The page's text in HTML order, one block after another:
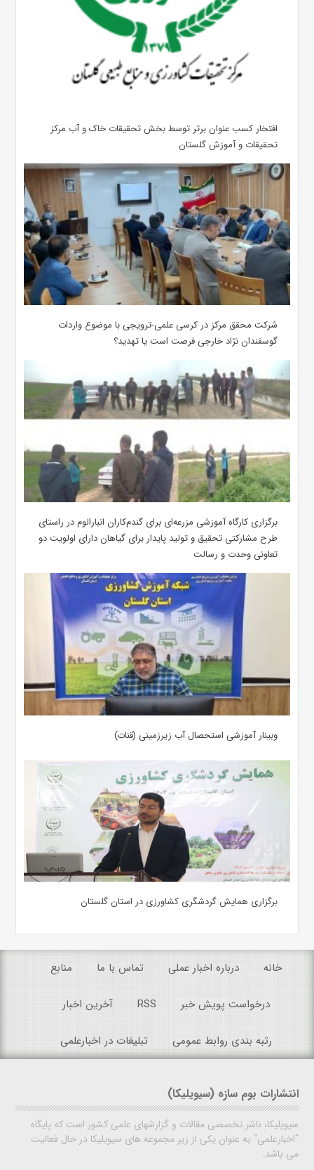
افتخار کسب عنوان برتر توسط بخش تحقیقات خاک و آب مرکز
تحقیقات و آموزش گلستان
شرکت محقق مرکز در کرسی علمی-ترویجی با موضوع واردات
گوسفندان نژاد خارجی فرصت است یا تهدید؟
برگزاری کارگاه آموزشی مزرعه‌ای برای گندم‌کاران انبارالوم در راستای
طرح مشارکتی تحقیق و تولید پایدار برای گیاهان دارای اولویت دو
تعاونی وحدت و رسالت
وبینار آموزشی استحصال آب زیرزمینی (قنات)
برگزاری همایش گردشگری کشاورزی در استان گلستان
خانه درباره اخبار عملی تماس با ما منابع
درخواست پویش خبر RSS آخرین اخبار
رتبه بندی روابط عمومی تبلیغات در اخبارعلمی
انتشارات بوم سازه (سیویلیکا)
سیویلیکا، ناشر تخصصی مقالات و گزارشهای علمی کشور است که پایگاه
"اخبارعلمی" به عنوان یکی از زیر مجموعه های سیویلیکا در حال فعالیت
می باشد.